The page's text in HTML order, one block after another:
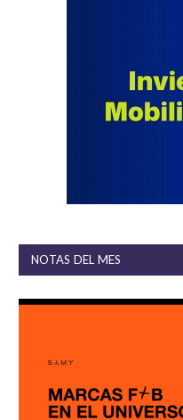
NOTAS DEL MES